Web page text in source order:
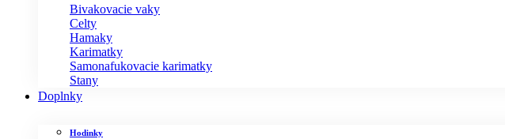
Bivakovacie vaky
Celty
Hamaky
Karimatky
Samonafukovacie karimatky
Stany
Doplnky
Hodinky